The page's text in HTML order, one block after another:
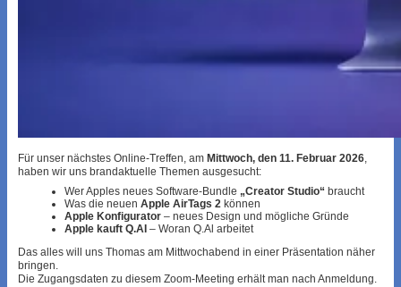
Für unser nächstes Online-Treffen, am Mittwoch, den 11. Februar 2026,
haben wir uns brandaktuelle Themen ausgesucht:
Wer Apples neues Software-Bundle „Creator Studio“ braucht
Was die neuen Apple AirTags 2 können
Apple Konfigurator – neues Design und mögliche Gründe
Apple kauft Q.AI – Woran Q.Al arbeitet
Das alles will uns Thomas am Mittwochabend in einer Präsentation näher
bringen.
Die Zugangsdaten zu diesem Zoom-Meeting erhält man nach Anmeldung.